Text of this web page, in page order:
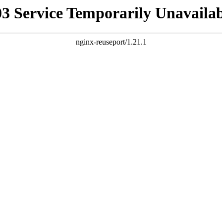
Service Temporarily
nginx-reuseport/1.21.1